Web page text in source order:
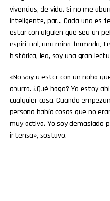
vivencias, de vida. Si no me
inteligente, par… Cada uno es
estar con alguien que sea un
espiritual, una mina formada,
histórica, leo, soy una gran
«No voy a estar con un nabo
aburro. ¿Qué hago? Yo estoy
cualquier cosa. Cuando
persona había cosas que no
muy activa. Yo soy demasiado
intensa», sostuvo.